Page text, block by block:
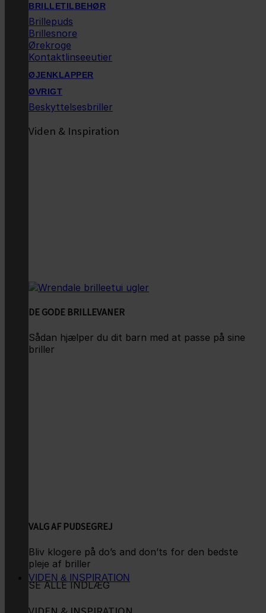
BRILLETILBEHØR
Brillepuds
Brillesnore
Ørekroge
Kontaktlinseeutier
ØJENKLAPPER
ØVRIGT
Beskyttelsesbriller
Viden & Inspiration
DE GODE BRILLEVANER
Sådan hjælper du dit barn med at passe på sine
briller
VALG AF PUDSEGREJ
Bliv klogere på do’s and don’ts for den bedste
pleje af briller
SE ALLE INDLÆG
VIDEN & INSPIRATION